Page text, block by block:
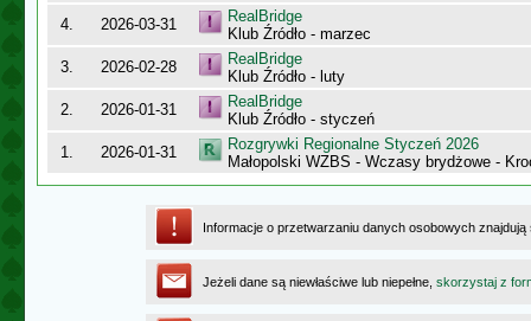
4. 2026-03-31
RealBridge
Klub Źródło - marzec
3.
2026-02-28
RealBridge
Klub Źródło - luty
2.
2026-01-31
RealBridge
Klub Źródło - styczeń
1.
2026-01-31
Rozgrywki Regionalne Styczeń 2026
Małopolski WZBS - Wczasy brydżowe -
Informacje o przetwarzaniu danych osobowych
Jeżeli dane są niewłaściwe lub niepełne, skorzystaj z